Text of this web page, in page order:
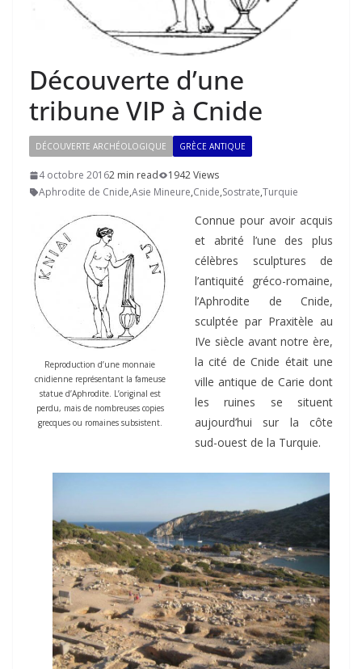
Découverte d’une
tribune VIP à Cnide
DÉCOUVERTE ARCHÉOLOGIQUE GRÈCE ANTIQUE
4 octobre 20162 min read
1942 Views
Aphrodite de Cnide,Asie Mineure,Cnide,Sostrate,Turquie
Reproduction d’une monnaie
cnidienne représentant la fameuse
statue d’Aphrodite. L’original est
perdu, mais de nombreuses copies
grecques ou romaines subsistent.
Connue pour avoir acquis
et abrité l’une des plus
célèbres sculptures de
l’antiquité gréco-romaine,
l’Aphrodite de Cnide,
sculptée par Praxitèle au
IVe siècle avant notre ère,
la cité de Cnide était une
ville antique de Carie dont
les ruines se situent
aujourd’hui sur la côte
sud-ouest de la Turquie.